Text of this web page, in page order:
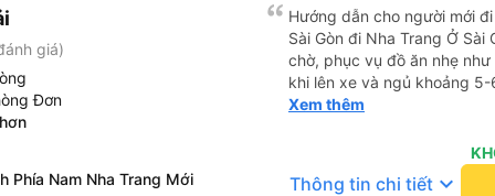
giá)
Đơn
Phía Nam Nha Trang Mới
Hướng dẫn cho người mới
Sài Gòn đi Nha Trang Ở
chờ, phục vụ đồ ăn nhẹ
khi lên xe và ngủ khoảng
Ở Nha Trang, các hãng xe
hãng xe gọi điện xác nhận
Nha Trang, bạn liên hệ với
Xem thêm
Thông tin chi tiết keyboard_arrow_down